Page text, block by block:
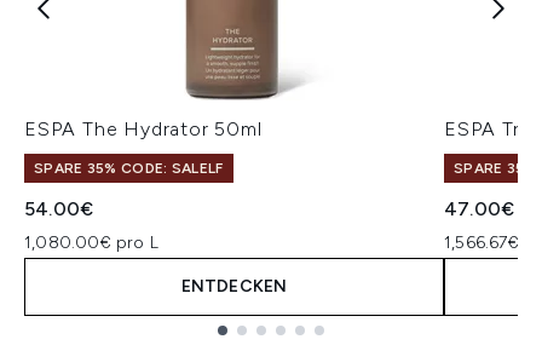
ESPA The Hydrator 50ml
SPARE 35% CODE: SALELF
54.00€
1,080.00€ pro L
ENTDECKEN
ESPA
SPARE 35%
47.00€
1,566.67€